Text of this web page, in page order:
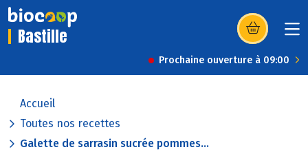
Bastille (s’ouvre dans
Prochaine ouverture à 09:00
Accueil
Toutes nos recettes
Galette de sarrasin sucrée pommes...